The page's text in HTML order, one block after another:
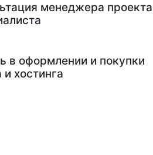
менеджера проекта
в оформлении и покупки
хостинга